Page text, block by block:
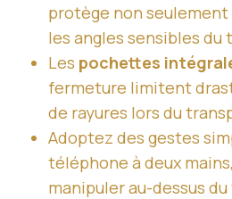
protège non seulement
les angles sensibles du
Les pochettes
fermeture limitent
de rayures lors du
Adoptez des gestes
téléphone à deux
manipuler au-dessus